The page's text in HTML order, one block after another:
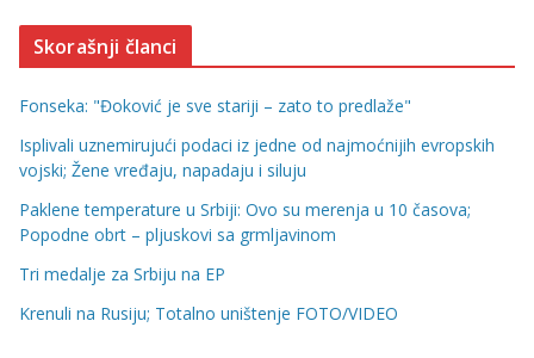
Skorašnji članci
Fonseka: "Đoković je sve stariji – zato to predlaže"
Isplivali uznemirujući podaci iz jedne od najmoćnijih evropskih
vojski; Žene vređaju, napadaju i siluju
Paklene temperature u Srbiji: Ovo su merenja u 10 časova;
Popodne obrt – pljuskovi sa grmljavinom
Tri medalje za Srbiju na EP
Krenuli na Rusiju; Totalno uništenje FOTO/VIDEO